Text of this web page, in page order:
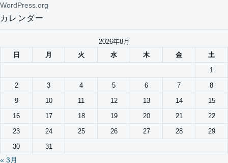
WordPress.org
カレンダー
2026年8月
日
月 火 水 木 金
土
1
2
3 4 5 6 7
8
9
10 11 12 13 14
15
16
17 18 19 20 21
22
23
24 25 26 27 28
29
30
31
« 3月